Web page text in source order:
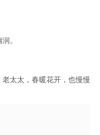
。
太太，春暖花开，也慢慢